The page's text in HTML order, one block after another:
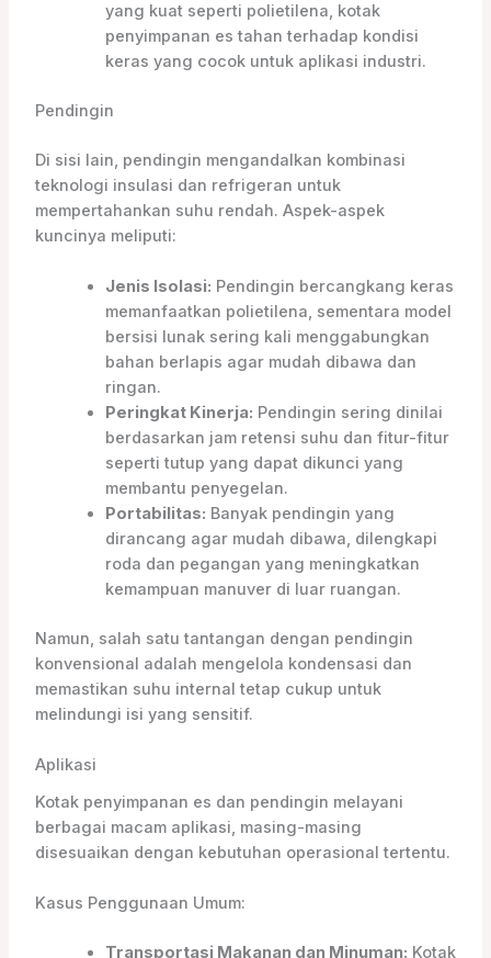
yang kuat seperti polietilena, kotak
penyimpanan es tahan terhadap kondisi
keras yang cocok untuk aplikasi industri.
Pendingin
Di sisi lain, pendingin mengandalkan kombinasi
teknologi insulasi dan refrigeran untuk
mempertahankan suhu rendah. Aspek-aspek
kuncinya meliputi:
Jenis Isolasi: Pendingin bercangkang keras
memanfaatkan polietilena, sementara model
bersisi lunak sering kali menggabungkan
bahan berlapis agar mudah dibawa dan
ringan.
Peringkat Kinerja: Pendingin sering dinilai
berdasarkan jam retensi suhu dan fitur-fitur
seperti tutup yang dapat dikunci yang
membantu penyegelan.
Portabilitas: Banyak pendingin yang
dirancang agar mudah dibawa, dilengkapi
roda dan pegangan yang meningkatkan
kemampuan manuver di luar ruangan.
Namun, salah satu tantangan dengan pendingin
konvensional adalah mengelola kondensasi dan
memastikan suhu internal tetap cukup untuk
melindungi isi yang sensitif.
Aplikasi
Kotak penyimpanan es dan pendingin melayani
berbagai macam aplikasi, masing-masing
disesuaikan dengan kebutuhan operasional tertentu.
Kasus Penggunaan Umum:
Transportasi Makanan dan Minuman: Kotak